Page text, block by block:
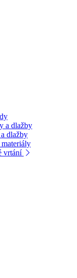
a dlažby
dlažby
vrtání